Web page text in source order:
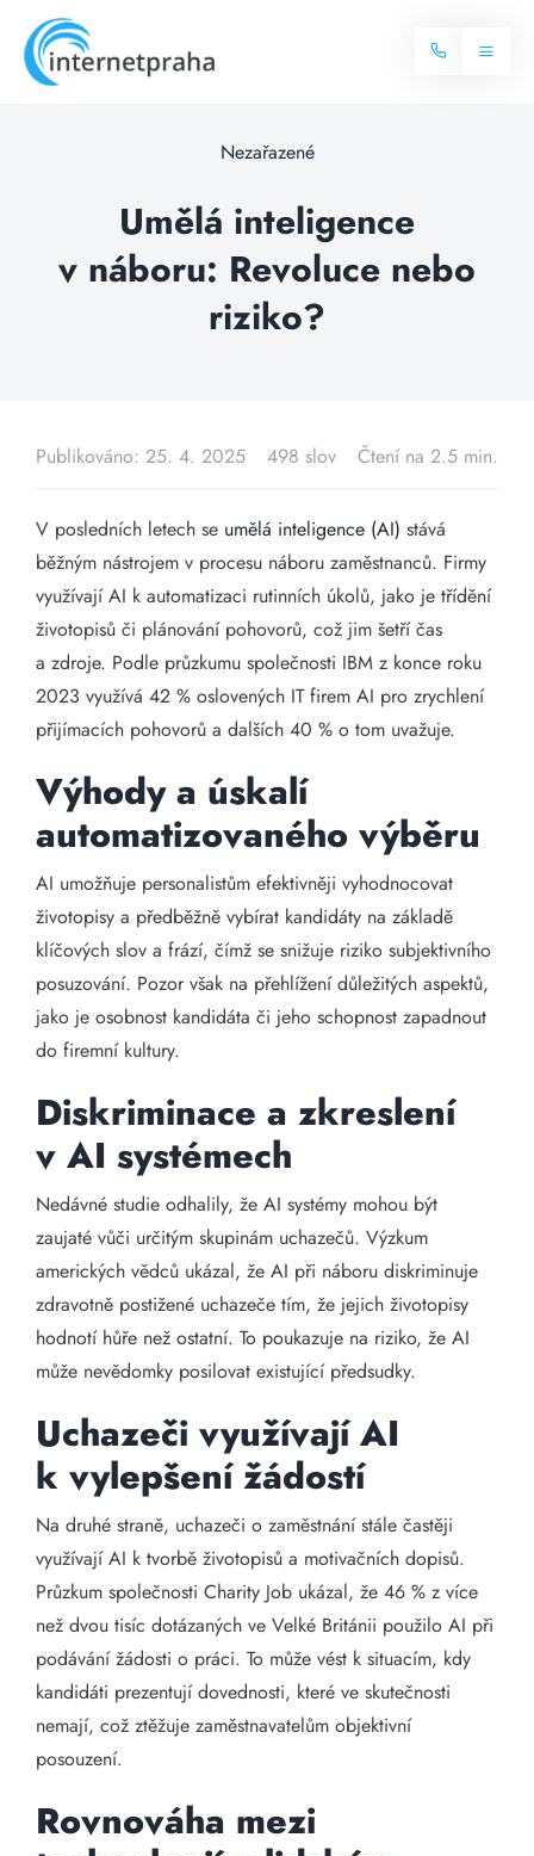
content
Toggle
Balíčky internetu
Více o internetu
Televize
Nezařazené
Umělá inteligence
v náboru: Revoluce nebo
riziko?
Publikováno: 25. 4. 2025 498 slov Čtení na 2.5 min.
V posledních letech se umělá inteligence (AI) stává
běžným nástrojem v procesu náboru zaměstnanců. Firmy
využívají AI k automatizaci rutinních úkolů, jako je třídění
životopisů či plánování pohovorů, což jim šetří čas
a zdroje. Podle průzkumu společnosti IBM z konce roku
2023 využívá 42 % oslovených IT firem AI pro zrychlení
přijímacích pohovorů a dalších 40 % o tom uvažuje.
Výhody a úskalí
automatizovaného výběru
AI umožňuje personalistům efektivněji vyhodnocovat
životopisy a předběžně vybírat kandidáty na základě
klíčových slov a frází, čímž se snižuje riziko subjektivního
posuzování. Pozor však na přehlížení důležitých aspektů,
jako je osobnost kandidáta či jeho schopnost zapadnout
do firemní kultury.
Diskriminace a zkreslení
v AI systémech
Nedávné studie odhalily, že AI systémy mohou být
zaujaté vůči určitým skupinám uchazečů. Výzkum
amerických vědců ukázal, že AI při náboru diskriminuje
zdravotně postižené uchazeče tím, že jejich životopisy
hodnotí hůře než ostatní. To poukazuje na riziko, že AI
může nevědomky posilovat existující předsudky.​
Uchazeči využívají AI
k vylepšení žádostí
Na druhé straně, uchazeči o zaměstnání stále častěji
využívají AI k tvorbě životopisů a motivačních dopisů.
Průzkum společnosti Charity Job ukázal, že 46 % z více
než dvou tisíc dotázaných ve Velké Británii použilo AI při
podávání žádosti o práci. To může vést k situacím, kdy
kandidáti prezentují dovednosti, které ve skutečnosti
nemají, což ztěžuje zaměstnavatelům objektivní
posouzení. ​
Rovnováha mezi